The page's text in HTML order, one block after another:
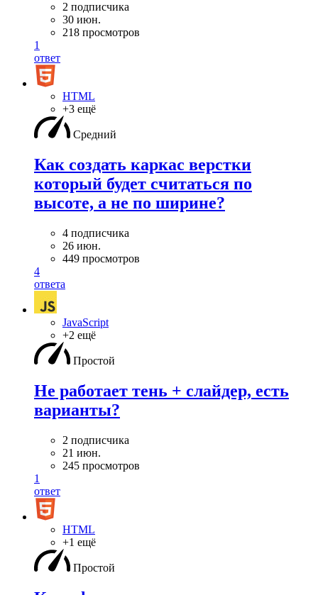
2 подписчика
30 июн.
218 просмотров
1
ответ
HTML
+3 ещё
Средний
Как создать каркас верстки
который будет считаться по
высоте, а не по ширине?
4 подписчика
26 июн.
449 просмотров
4
ответа
JavaScript
+2 ещё
Простой
Не работает тень + слайдер, есть
варианты?
2 подписчика
21 июн.
245 просмотров
1
ответ
HTML
+1 ещё
Простой